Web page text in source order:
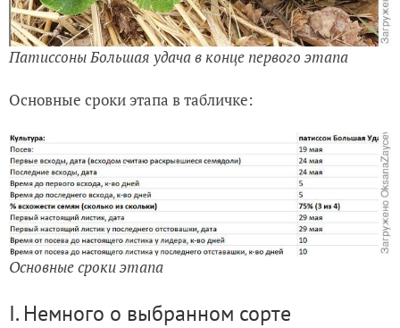
Патиссоны Большая удача в конце первого этапа
Основные сроки этапа в табличке:
Основные сроки этапа
I. Немного о выбранном сорте